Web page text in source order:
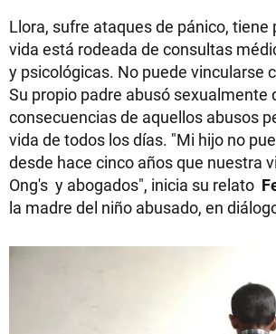
Llora, sufre ataques de pánico, tiene
vida está rodeada de consultas
y psicológicas. No puede vincularse
Su propio padre abusó sexualmente
consecuencias de aquellos abusos
vida de todos los días. "Mi hijo no
desde hace cinco años que nuestra
Ong's y abogados", inicia su relato
la madre del niño abusado, en